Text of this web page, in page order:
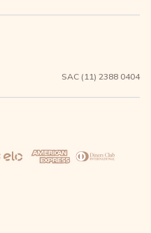
SAC (11) 2388 0404